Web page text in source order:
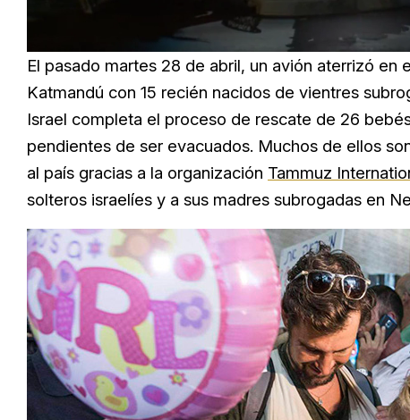
El pasado martes 28 de abril, un avión aterrizó en
Katmandú con 15 recién nacidos de vientres
Israel completa el proceso de rescate de 26
pendientes de ser evacuados. Muchos de ellos
al país gracias a la organización Tammuz
solteros israelíes y a sus madres subrogadas en